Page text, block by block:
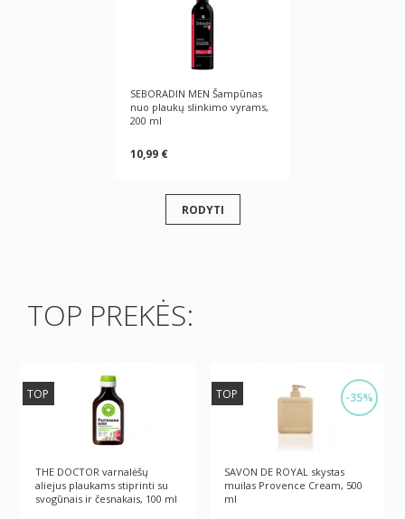
SEBORADIN MEN Šampūnas
nuo plaukų slinkimo vyrams,
200 ml
10,99 €
RODYTI
TOP PREKĖS:
TOP
THE DOCTOR varnalėšų
aliejus plaukams stiprinti su
svogūnais ir česnakais, 100 ml
-35%
TOP
SAVON DE ROYAL skystas
muilas Provence Cream, 500
ml